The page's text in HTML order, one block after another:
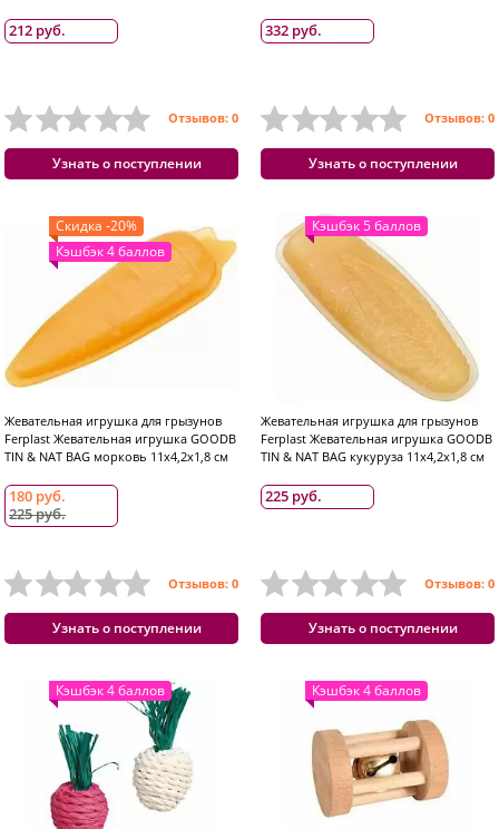
212 руб.
Отзывов: 0
Узнать о поступлении
332 руб.
Отзывов: 0
Узнать о поступлении
Скидка -20%
Кэшбэк 4 баллов
Жевательная игрушка для грызунов
Ferplast Жевательная игрушка GOODB
TIN & NAT BAG морковь 11х4,2х1,8 см
180 руб.
225 руб.
Отзывов: 0
Узнать о поступлении
Кэшбэк 5 баллов
Жевательная игрушка для грызунов
Ferplast Жевательная игрушка GOODB
TIN & NAT BAG кукуруза 11х4,2х1,8 см
225 руб.
Отзывов: 0
Узнать о поступлении
Кэшбэк 4 баллов Кэшбэк 4 баллов